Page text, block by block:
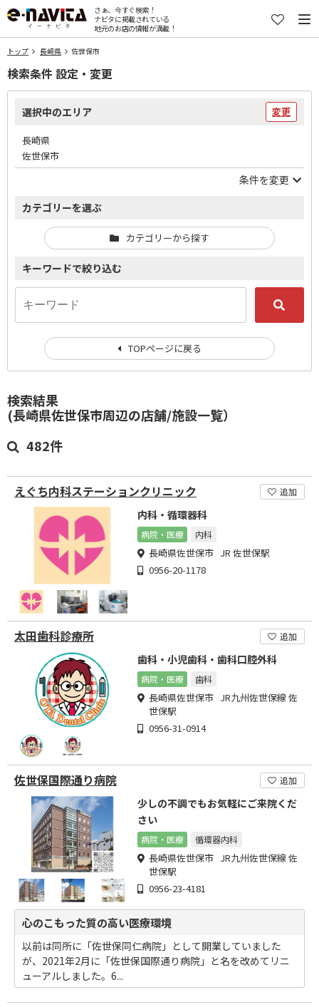
さぁ、今すぐ検索！
ナビタに掲載されている
地元のお店の情報が満載！
トップ 長崎県 佐世保市
検索結果
(長崎県佐世保市周辺の店舗/施設一覧）
482件
えぐち内科ステーションクリニック 追加
内科・循環器科
病院・医療 内科
長崎県佐世保市 JR 佐世保駅
0956-20-1178
太田歯科診療所 追加
歯科・小児歯科・歯科口腔外科
病院・医療 歯科
長崎県佐世保市 JR九州佐世保線 佐
世保駅
0956-31-0914
佐世保国際通り病院 追加
少しの不調でもお気軽にご来院くだ
さい
病院・医療 循環器内科
長崎県佐世保市 JR九州佐世保線 佐
世保駅
0956-23-4181
心のこもった質の高い医療環境
以前は同所に「佐世保同仁病院」として開業していました
が、2021年2月に「佐世保国際通り病院」と名を改めてリニ
ューアルしました。6...
検索条件 設定・変更
選択中のエリア 変更
長崎県
佐世保市
条件を変更
カテゴリーを選ぶ
カテゴリーから探す
キーワードで絞り込む
TOPページに戻る